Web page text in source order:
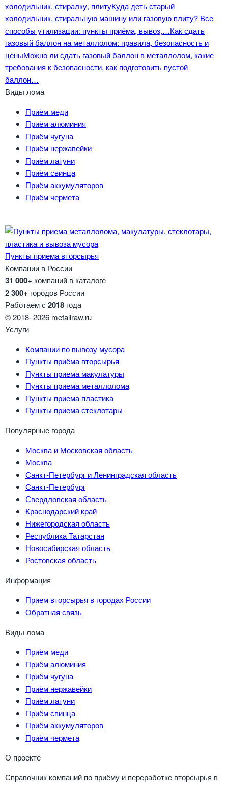
холодильник, стиралку, плитуКуда деть старый
холодильник, стиральную машину или газовую плиту? Все
способы утилизации: пункты приёма, вывоз,…Как сдать
газовый баллон на металлолом: правила, безопасность и
ценыМожно ли сдать газовый баллон в металлолом, какие
требования к безопасности, как подготовить пустой
баллон…
Виды лома
Приём меди
Приём алюминия
Приём чугуна
Приём нержавейки
Приём латуни
Приём свинца
Приём аккумуляторов
Приём чермета
Пункты приема вторсырья
Компании в России
31 000+ компаний в каталоге
2 300+ городов России
Работаем с 2018 года
© 2018–2026 metallraw.ru
Услуги
Компании по вывозу мусора
Пункты приёма вторсырья
Пункты приема макулатуры
Пункты приема металлолома
Пункты приема пластика
Пункты приема стеклотары
Популярные города
Москва и Московская область
Москва
Санкт-Петербург и Ленинградская область
Санкт-Петербург
Свердловская область
Краснодарский край
Нижегородская область
Республика Татарстан
Новосибирская область
Ростовская область
Информация
Прием вторсырья в городах России
Обратная связь
Виды лома
Приём меди
Приём алюминия
Приём чугуна
Приём нержавейки
Приём латуни
Приём свинца
Приём аккумуляторов
Приём чермета
О проекте
Справочник компаний по приёму и переработке вторсырья в